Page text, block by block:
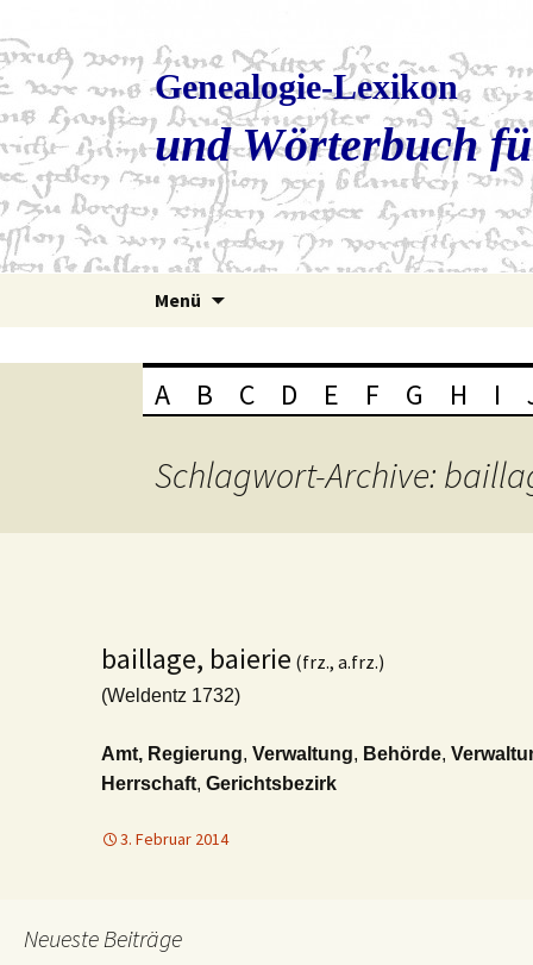
Genealogie-Lexikon
und Wörterbuch
Menü
A B C D E F G H I
Schlagwort-Archive:
baillage, baierie (frz., a.frz.)
(Weldentz 1732)
Amt, Regierung, Verwaltung, Behörde,
Herrschaft, Gerichtsbezirk
3. Februar 2014
Neueste Beiträge